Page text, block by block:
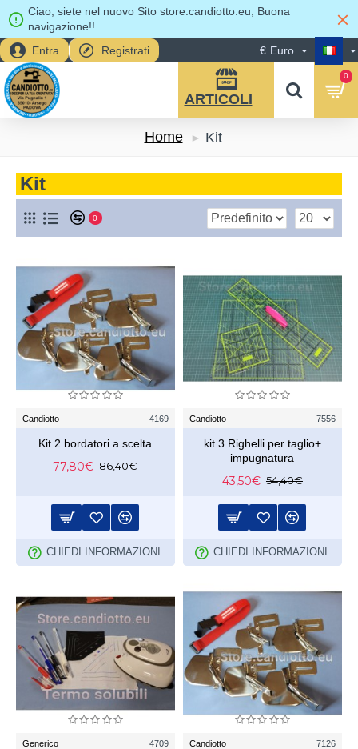
Ciao, siete nel nuovo Sito store.candiotto.eu, Buona
navigazione!!
Entra
Registrati € Euro
0
Home Kit
Kit
0
Candiotto 4169
Kit 2 bordatori a scelta
77,80€ 86,40€
CHIEDI INFORMAZIONI
Candiotto 7556
kit 3 Righelli per taglio+
impugnatura
43,50€ 54,40€
CHIEDI INFORMAZIONI
Generico 4709 Candiotto 7126